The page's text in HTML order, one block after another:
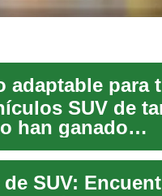
SUV de
han ganado
por su
y